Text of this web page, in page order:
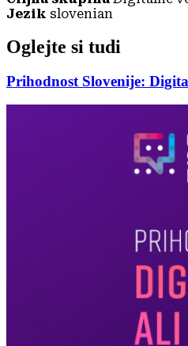
Jezik slovenian
Oglejte si tudi
Prihodnost Slovenije: